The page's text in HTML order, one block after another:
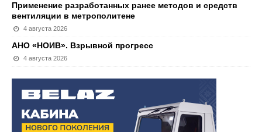
Применение разработанных ранее методов и средств
вентиляции в метрополитене
4 августа 2026
АНО «НОИВ». Взрывной прогресс
4 августа 2026